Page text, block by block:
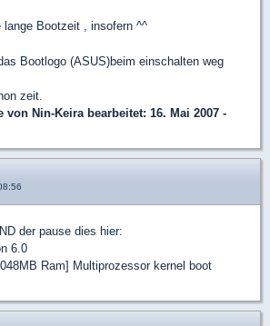
lange Bootzeit , insofern ^^
Bootlogo (ASUS)beim einschalten weg
zeit.
von Nin-Keira bearbeitet: 16. Mai 2007 -
der pause dies hier:
6.0
Ram] Multiprozessor kernel boot